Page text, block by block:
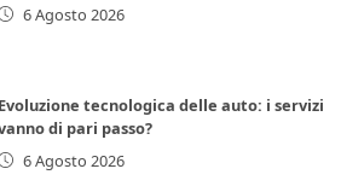
6 Agosto 2026
Evoluzione tecnologica delle auto: i servizi
di pari passo?
6 Agosto 2026